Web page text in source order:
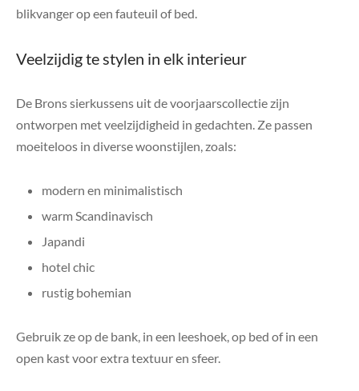
blikvanger op een fauteuil of bed.
Veelzijdig te stylen in elk interieur
De Brons sierkussens uit de voorjaarscollectie zijn
ontworpen met veelzijdigheid in gedachten. Ze passen
moeiteloos in diverse woonstijlen, zoals:
modern en minimalistisch
warm Scandinavisch
Japandi
hotel chic
rustig bohemian
Gebruik ze op de bank, in een leeshoek, op bed of in een
open kast voor extra textuur en sfeer.